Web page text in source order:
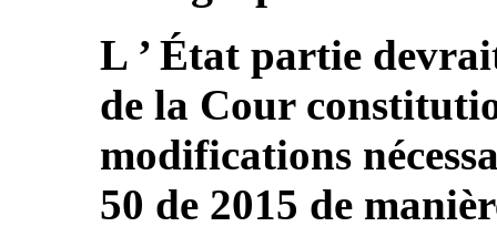
L ’ État partie
de la Cour
modifications
50 de 2015 de